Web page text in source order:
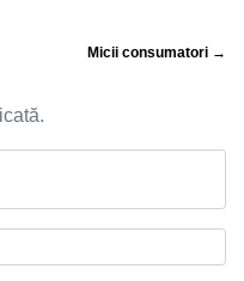
Micii consumatori →